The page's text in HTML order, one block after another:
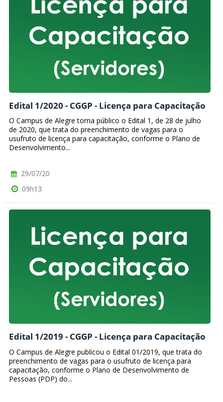
Edital 1/2020 - CGGP - Licença para Capacitação
O Campus de Alegre torna público o Edital 1, de 28 de julho
de 2020, que trata do preenchimento de vagas para o
usufruto de licença para capacitação, conforme o Plano de
Desenvolvimento...
29/07/20
09h13
Edital 1/2019 - CGGP - Licença para Capacitação
O Campus de Alegre publicou o Edital 01/2019, que trata do
preenchimento de vagas para o usufruto de licença para
capacitação, conforme o Plano de Desenvolvimento de
Pessoas (PDP) do...